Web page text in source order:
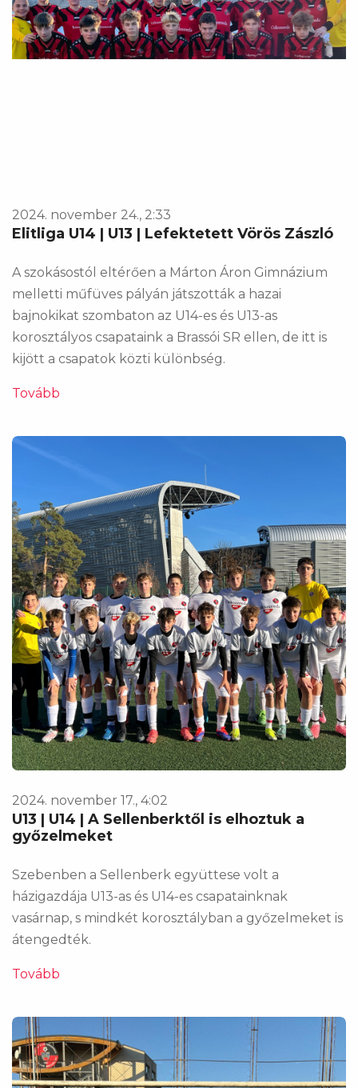
2024. november 24., 2:33
Elitliga U14 | U13 | Lefektetett Vörös Zászló
A szokásostól eltérően a Márton Áron Gimnázium
melletti műfüves pályán játszották a hazai
bajnokikat szombaton az U14-es és U13-as
korosztályos csapataink a Brassói SR ellen, de itt is
kijött a csapatok közti különbség.
Tovább
2024. november 17., 4:02
U13 | U14 | A Sellenberktől is elhoztuk a
győzelmeket
Szebenben a Sellenberk együttese volt a
házigazdája U13-as és U14-es csapatainknak
vasárnap, s mindkét korosztályban a győzelmeket is
átengedték.
Tovább